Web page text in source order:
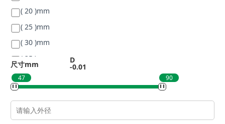
( 20 )mm
( 25 )mm
( 30 )mm
( 35 )
( 40 )
( 50 )mm
尺寸mm D
-0.01
47 90